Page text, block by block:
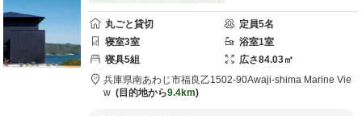
丸ごと貸切 定員5名
寝室3室 浴室1室
寝具5組 広さ84.03㎡
兵庫県南あわじ市福良乙1502-90Awaji-shima Marine Vie
w
目的地から9.4km